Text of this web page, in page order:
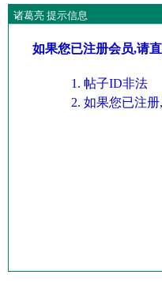
诸葛亮 提示信息
如果您已注册会员,请
帖子ID非法
如果您已注